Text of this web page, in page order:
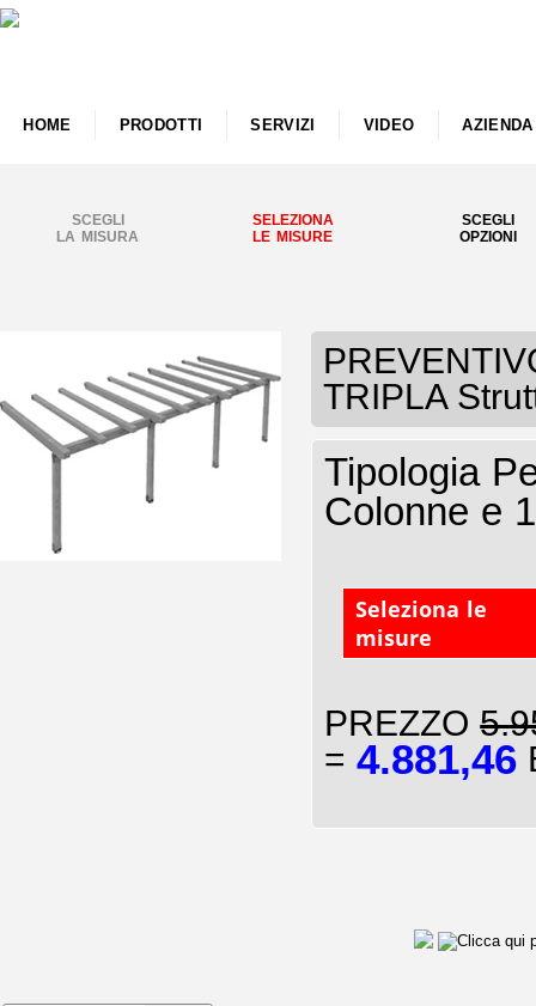
HOME PRODOTTI SERVIZI VIDEO AZIENDA
SCEGLI
LA MISURA
SELEZIONA
LE MISURE
SCEGLI
OPZIONI
TRIPLA
Tipologia
Colonne e
Seleziona le
misure
PREZZO
=4.881,46